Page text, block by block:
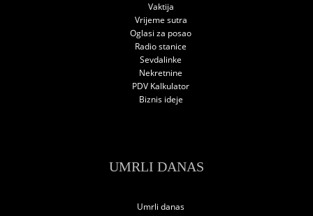
Vaktija
Vrijeme sutra
Oglasi za posao
Radio stanice
Sevdalinke
Nekretnine
PDV Kalkulator
Biznis ideje
UMRLI DANAS
Umrli danas